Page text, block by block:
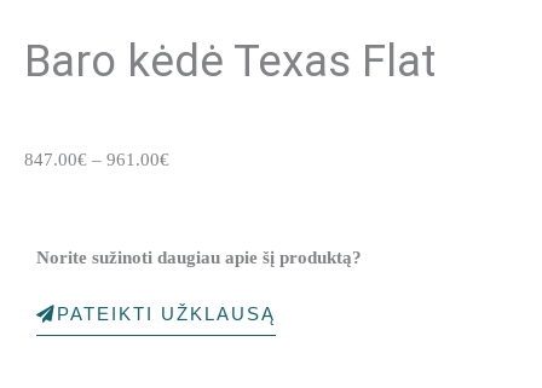
Baro kėdė Texas Flat
847.00€ – 961.00€
through
Norite sužinoti daugiau apie šį produktą?
PATEIKTI UŽKLAUSĄ